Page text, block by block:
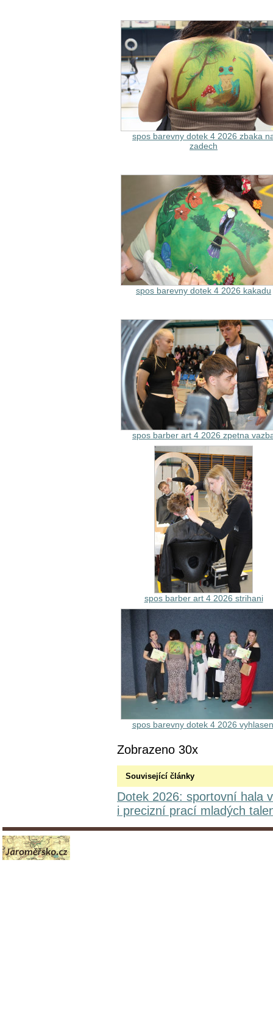
spos barevny dotek 4 2026 zbaka
zadech
spos barevny dotek 4 2026 kakadu
spos barber art 4 2026 zpetna
spos barber art 4 2026 strihani
spos barevny dotek 4 2026
Zobrazeno 30x
Související články
Dotek 2026: sportovní hala
i precizní prací mladých